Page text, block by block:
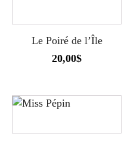
Le Poiré de l’Île
20,00$